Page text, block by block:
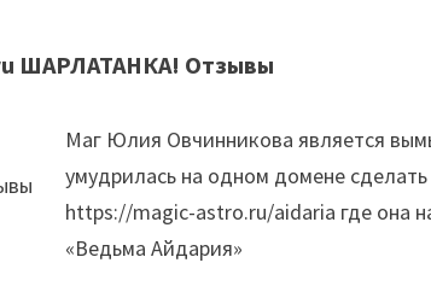
ШАРЛАТАНКА! Отзывы
Маг Юлия Овчинникова является
умудрилась на одном домене
https://magic-astro.ru/aidaria где она
«Ведьма Айдария»